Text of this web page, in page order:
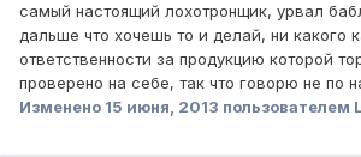
самый настоящий лохотронщик, урвал
дальше что хочешь то и делай, ни какого
ответственности за продукцию которой
проверено на себе, так что говорю не по
Изменено 15 июня, 2013 пользователем